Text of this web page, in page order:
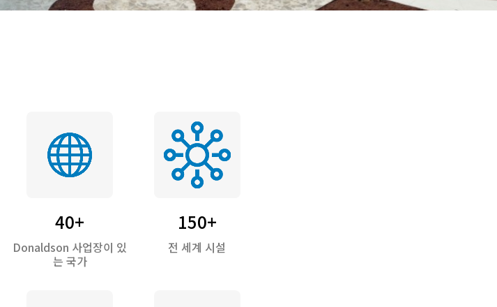
40+
Donaldson 사업장이 있
는 국가
150+
전 세계 시설